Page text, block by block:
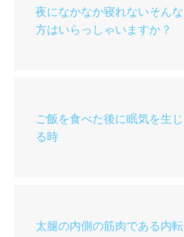
夜になかなか寝れないそんな
方はいらっしゃいますか？
ご飯を食べた後に眠気を生じ
る時
太腿の内側の筋肉である内転